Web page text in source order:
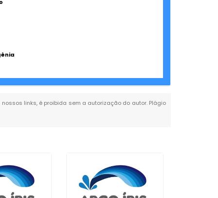
links, é proibida sem a autorização do autor. Plágio